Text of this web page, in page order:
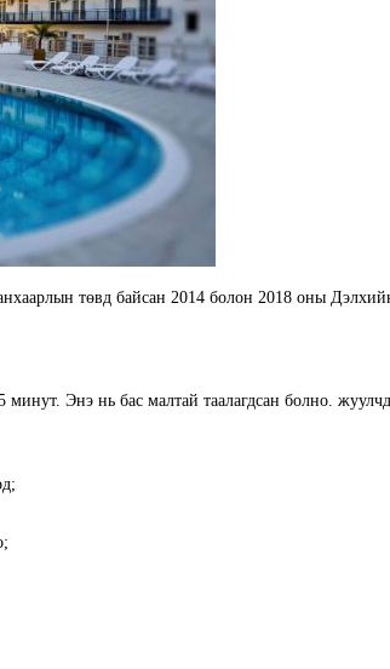
төвд байсан 2014 болон 2018 оны
Энэ нь бас малтай таалагдсан болно.